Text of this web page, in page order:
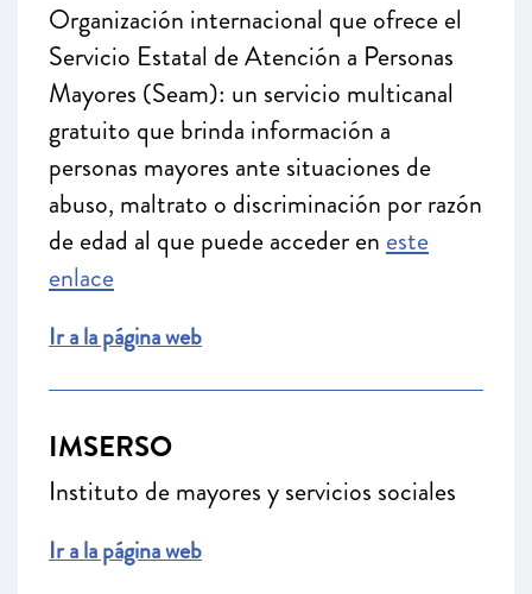
Organización internacional que ofrece el
Servicio Estatal de Atención a Personas
Mayores (Seam): un servicio multicanal
gratuito que brinda información a
personas mayores ante situaciones de
abuso, maltrato o discriminación por razón
de edad al que puede acceder en este
enlace
Ir a la página web
IMSERSO
Instituto de mayores y servicios sociales
Ir a la página web